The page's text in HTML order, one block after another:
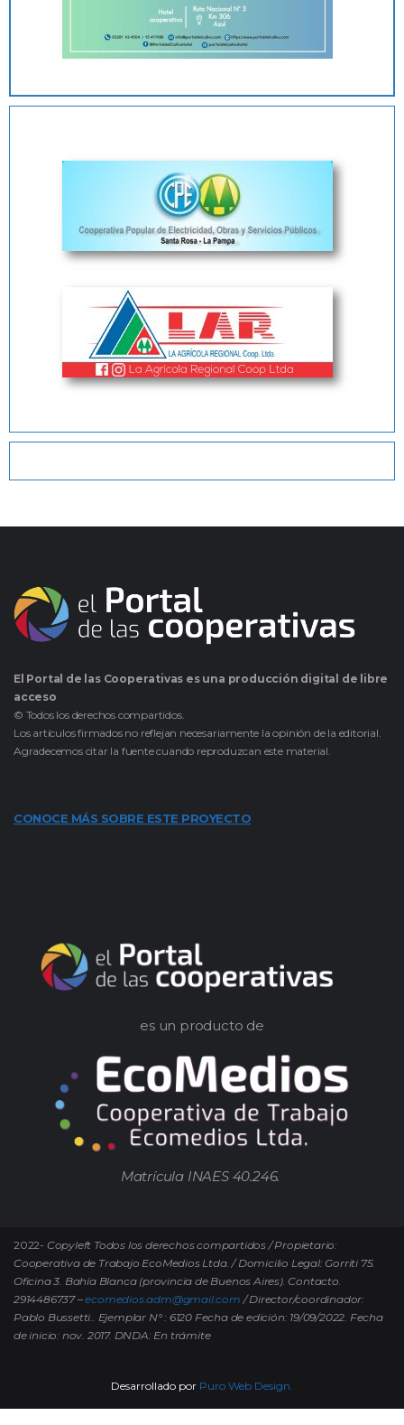
El Portal de las Cooperativas es una producción digital de libre
acceso
© Todos los derechos compartidos.
Los artículos firmados no reflejan necesariamente la opinión de la editorial.
Agradecemos citar la fuente cuando reproduzcan este material.
CONOCE MÁS SOBRE ESTE PROYECTO
es un producto de
Matrícula INAES 40.246.
2022- Copyleft Todos los derechos compartidos / Propietario:
Cooperativa de Trabajo EcoMedios Ltda. / Domicilio Legal: Gorriti 75.
Oficina 3. Bahía Blanca (provincia de Buenos Aires). Contacto.
2914486737 –ecomedios.adm@gmail.com / Director/coordinador:
Pablo Bussetti.. Ejemplar N° : 6120 Fecha de edición: 19/09/2022. Fecha
de inicio: nov. 2017. DNDA: En trámite
Desarrollado por Puro Web Design.